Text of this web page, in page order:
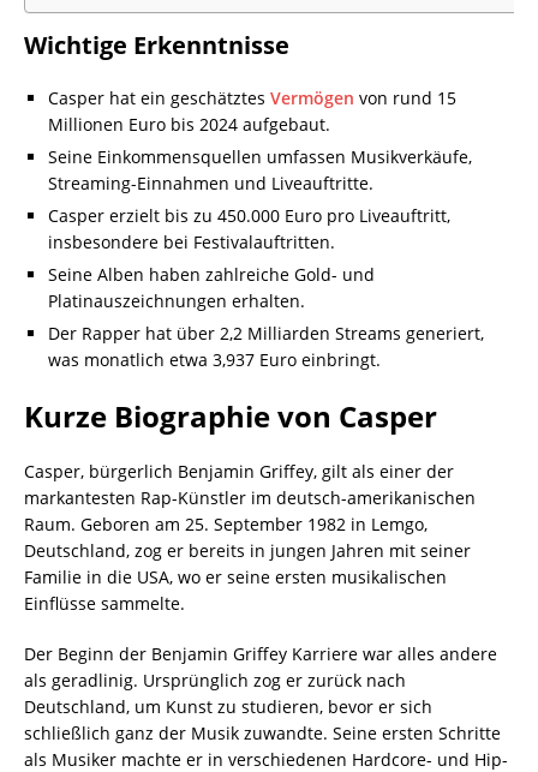
Wichtige Erkenntnisse
Casper hat ein geschätztes Vermögen von rund 15
Millionen Euro bis 2024 aufgebaut.
Seine Einkommensquellen umfassen Musikverkäufe,
Streaming-Einnahmen und Liveauftritte.
Casper erzielt bis zu 450.000 Euro pro Liveauftritt,
insbesondere bei Festivalauftritten.
Seine Alben haben zahlreiche Gold- und
Platinauszeichnungen erhalten.
Der Rapper hat über 2,2 Milliarden Streams generiert,
was monatlich etwa 3,937 Euro einbringt.
Kurze Biographie von Casper
Casper, bürgerlich Benjamin Griffey, gilt als einer der
markantesten Rap-Künstler im deutsch-amerikanischen
Raum. Geboren am 25. September 1982 in Lemgo,
Deutschland, zog er bereits in jungen Jahren mit seiner
Familie in die USA, wo er seine ersten musikalischen
Einflüsse sammelte.
Der Beginn der Benjamin Griffey Karriere war alles andere
als geradlinig. Ursprünglich zog er zurück nach
Deutschland, um Kunst zu studieren, bevor er sich
schließlich ganz der Musik zuwandte. Seine ersten Schritte
als Musiker machte er in verschiedenen Hardcore- und Hip-